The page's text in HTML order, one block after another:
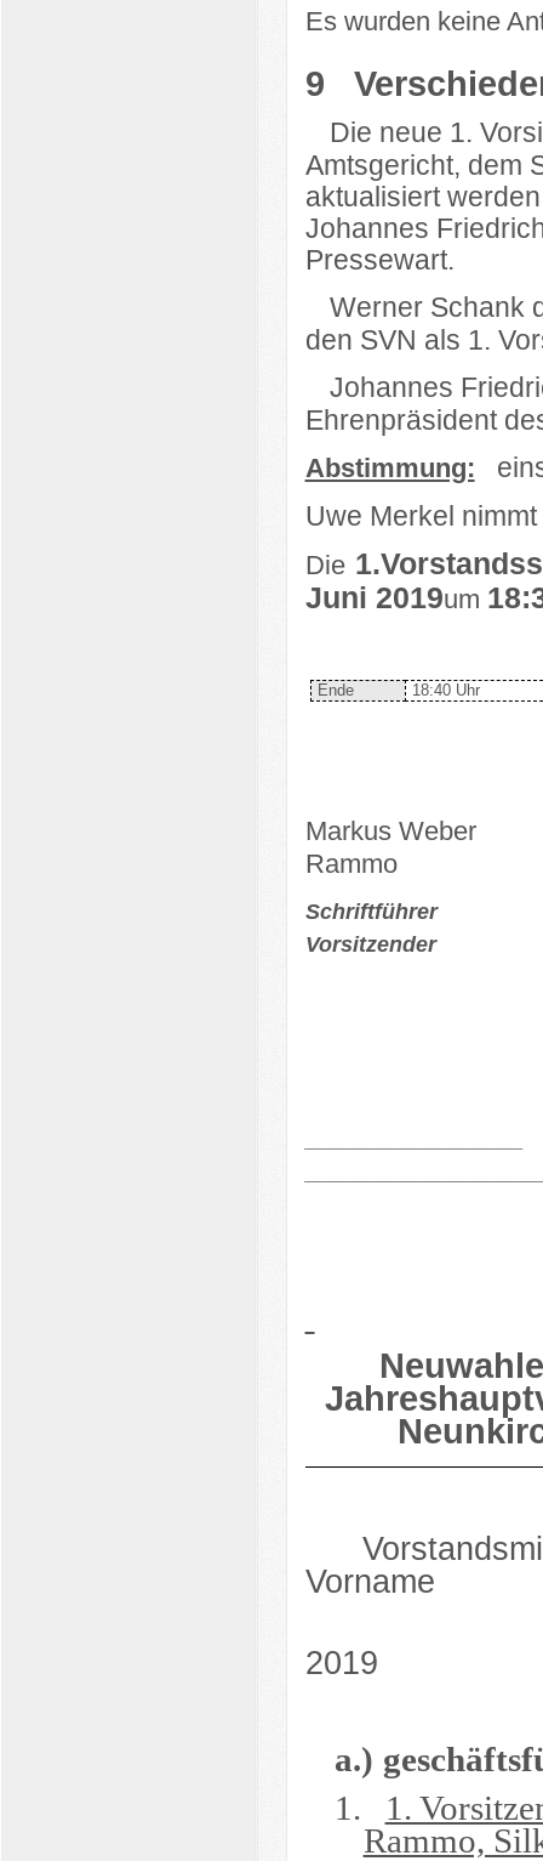
Es wurden keine
9
Die neue 1.
Amtsgericht, dem
aktualisiert
Johannes
Pressewart.
Werner Schank
den SVN als 1.
Johannes
Ehrenpräsident
Abstimmung:
Uwe Merkel
Die
Juni 2019um
Ende 18:40 Uhr
Markus Weber
Rammo
Schriftführer
Vorsitzender
Vorname
2019
a.)
1.
1.
Rammo,